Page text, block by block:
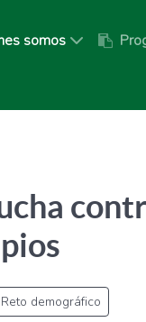
somos
Reto demográfico